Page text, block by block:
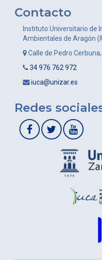
Contacto
Instituto Universitario de
Ambientales de Aragón
Calle de Pedro
34 976 762 972
iuca@unizar.es
Redes